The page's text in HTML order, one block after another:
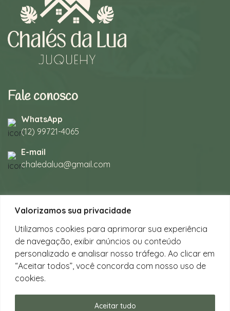
Valorizamos sua privacidade
Utilizamos cookies para aprimorar sua experiência
de navegação, exibir anúncios ou conteúdo
personalizado e analisar nosso tráfego. Ao clicar em
“Aceitar todos”, você concorda com nosso uso de
cookies.
Aceitar tudo
Fale conosco
WhatsApp
(12) 99721-4065
E-mail
chaledalua@gmail.com
Seu refúgio em meio à natureza
na bela praia de Juquehy.
Instagram
@chalesdaluajuquehy
Facebook
Chalés da Lua Juquehy